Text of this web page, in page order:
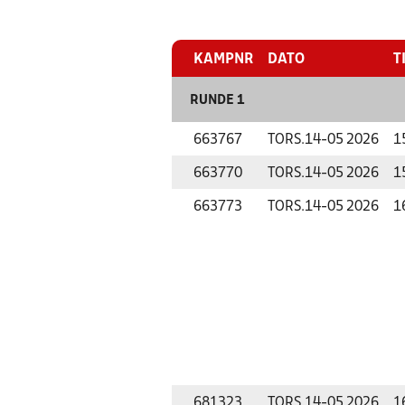
KAMPNR DATO
RUNDE 1
663767 TORS.14-05 2026
663770 TORS.14-05 2026
663773 TORS.14-05 2026